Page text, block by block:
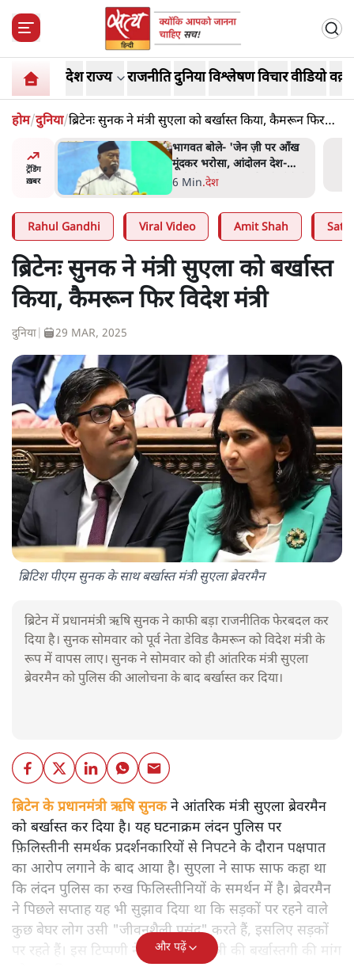
देशराज्य राजनीतिदुनियाविश्लेषणविचारवीडियो
होम/दुनिया/ब्रिटेनः सुनक ने मंत्री सुएला को बर्खास्त किया, कैमरून फिर
विदेश मंत्री
ट्रेंडिंग
ख़बर
की मरम्मत
भागवत बोले- 'जेन ज़ी पर आँख
मूंदकर भरोसा, आंदोलन देश-
विरोधी नहीं'; अतुल लिमये बोले थे-
6 Min.देश
Rahul Gandhi Viral Video Amit Shah
ब्रिटेनः सुनक ने मंत्री सुएला को बर्खास्त
किया, कैमरून फिर विदेश मंत्री
दुनिया 29 MAR, 2025
ब्रिटिश पीएम सुनक के साथ बर्खास्त मंत्री सुएला ब्रेवरमैन
ब्रिटेन में प्रधानमंत्री ऋषि सुनक ने काफी बड़ा राजनीतिक फेरबदल कर
दिया है। सुनक सोमवार को पूर्व नेता डेविड कैमरून को विदेश मंत्री के
रूप में वापस लाए। सुनक ने सोमवार को ही आंतरिक मंत्री सुएला
ब्रेवरमैन को पुलिस की आलोचना के बाद बर्खास्त कर दिया।
ब्रिटेन के प्रधानमंत्री ऋषि सुनकने आंतरिक मंत्री सुएला ब्रेवरमैन
को बर्खास्त कर दिया है। यह घटनाक्रम लंदन पुलिस पर
फ़िलिस्तीनी समर्थक प्रदर्शनकारियों से निपटने के दौरान पक्षपात
का आरोप लगाने के बाद आया है। सुएला ने साफ साफ कहा था
कि लंदन पुलिस का रुख फिलिस्तीनियों के समर्थन में है। ब्रेवरमैन
ने पिछले सप्ताह यह भी सुझाव दिया था कि सड़कों पर रहने वाले
कुछ बेघर लोग उसी "जीवनशैली पसंद" करते हैं, इसलिए सड़कों
पर रहते हैं। इस टिप्पणी ने यूके की इस मंत्री की बर्खास्तगी की मांग
और पढ़ें